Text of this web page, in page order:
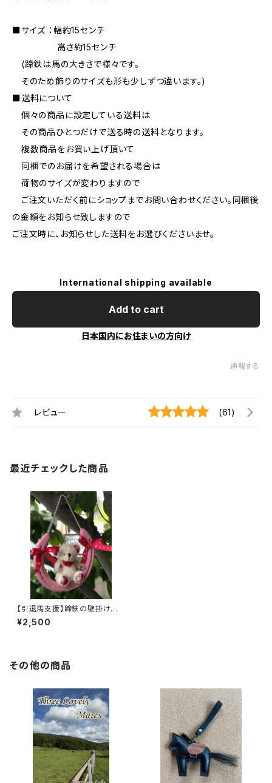
■サイズ ：幅約15センチ
高さ約15センチ
(蹄鉄は馬の大きさで様々です。
そのため飾りのサイズも形も少しずつ違います。)
■送料について
個々の商品に設定している送料は
その商品ひとつだけで送る時の送料となります。
複数商品をお買い上げ頂いて
同梱でのお届けを希望される場合は
荷物のサイズが変わりますので
ご注文いただく前にショップまでお問い合わせください。同梱後
の金額をお知らせ致しますので
ご注文時に、お知らせした送料をお選びくださいませ。
International shipping available
Add to cart
日本国内にお住まいの方向け
通報する
レビュー (61)
最近チェックした商品
【引退馬支援】蹄鉄の壁掛け く
まちゃん
¥2,500
その他の商品